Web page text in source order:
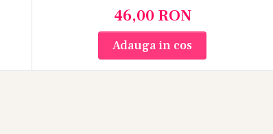
46,00 RON
Adauga in cos